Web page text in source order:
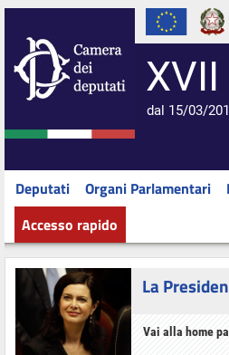
dal 15/03/
Deputati Organi Parlamentari
Accesso rapido
La
Vai alla home